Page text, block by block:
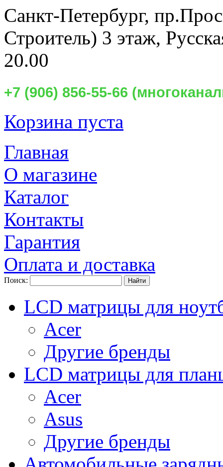
Санкт-Петербург,
Строитель) 3 этаж,
20.00
+7 (906) 856-55-66
Корзина пуста
Главная
О магазине
Каталог
Контакты
Гарантия
Оплата и доставка
Поиск:
LCD матрицы для
Acer
Другие бренды
LCD матрицы для
Acer
Asus
Другие бренды